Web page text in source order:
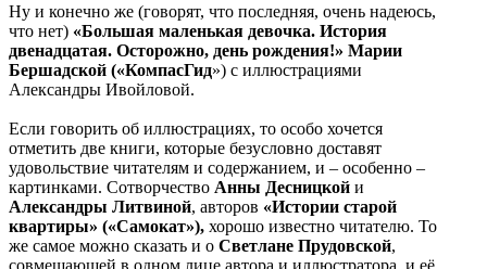
Ну и конечно же (говорят, что последняя, очень надеюсь,
что нет) «Большая маленькая девочка. История
двенадцатая. Осторожно, день рождения!» Марии
Бершадской («КомпасГид») с иллюстрациями
Александры Ивойловой.
Если говорить об иллюстрациях, то особо хочется
отметить две книги, которые безусловно доставят
удовольствие читателям и содержанием, и – особенно –
картинками. Сотворчество Анны Десницкой и
Александры Литвиной, авторов «Истории старой
квартиры» («Самокат»), хорошо известно читателю. То
же самое можно сказать и о Светлане Прудовской,
совмещающей в одном лице автора и иллюстратора, и её